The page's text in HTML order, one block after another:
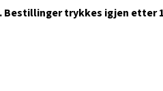
trykkes igjen etter